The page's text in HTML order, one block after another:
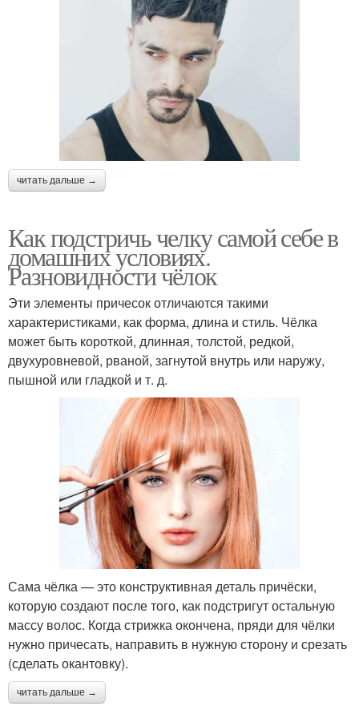
читать дальше →
Как подстричь челку самой себе в
домашних условиях.
Разновидности чёлок
Эти элементы причесок отличаются такими
характеристиками, как форма, длина и стиль. Чёлка
может быть короткой, длинная, толстой, редкой,
двухуровневой, рваной, загнутой внутрь или наружу,
пышной или гладкой и т. д.
Сама чёлка — это конструктивная деталь причёски,
которую создают после того, как подстригут остальную
массу волос. Когда стрижка окончена, пряди для чёлки
нужно причесать, направить в нужную сторону и срезать
(сделать окантовку).
читать дальше →